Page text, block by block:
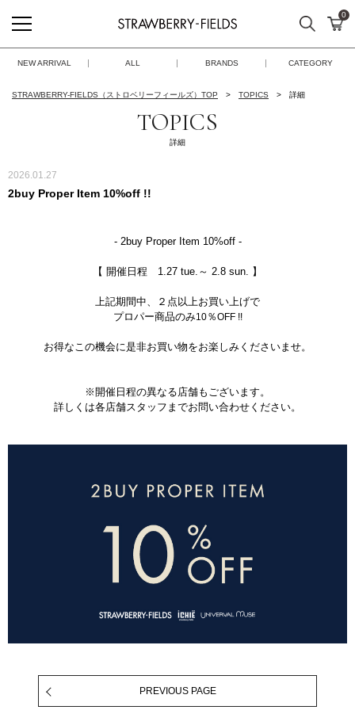
STRAWBERRY-FIELDS
検索 カ
0
NEW ARRIVAL ALL BRANDS CATEGORY
STRAWBERRY-FIELDS（ストロベリーフィールズ）TOP TOPICS 詳細
TOPICS
詳細
2026.01.27
2buy Proper Item 10%off !!
- 2buy Proper Item 10%off -
【 開催日程 1.27 tue.～ 2.8 sun. 】
上記期間中、２点以上お買い上げで
プロパー商品のみ10％OFF !!
お得なこの機会に是非お買い物をお楽しみくださいませ。
※開催日程の異なる店舗もございます。
詳しくは各店舗スタッフまでお問い合わせください。
PREVIOUS PAGE